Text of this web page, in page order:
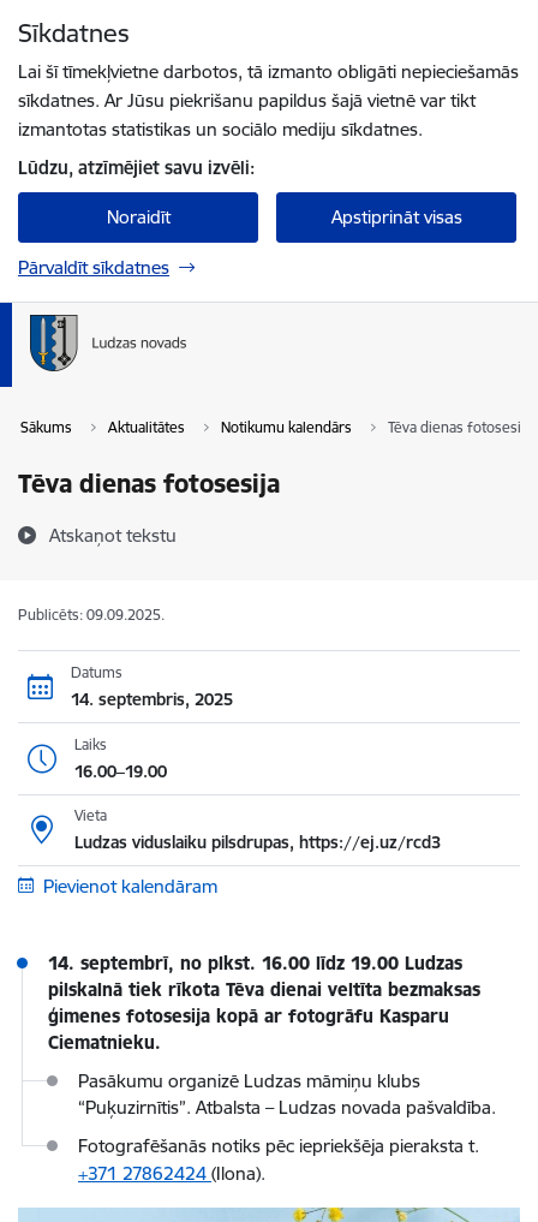
Sīkdatnes
Lai šī tīmekļvietne darbotos, tā izmanto obligāti nepieciešamās
sīkdatnes. Ar Jūsu piekrišanu papildus šajā vietnē var tikt
izmantotas statistikas un sociālo mediju sīkdatnes.
Lūdzu, atzīmējiet savu izvēli:
Noraidīt Apstiprināt visas
Pārvaldīt sīkdatnes
Sākums Aktualitātes Notikumu kalendārs Tēva dienas fotosesija
Tēva dienas fotosesija
Atskaņot tekstu
Publicēts: 09.09.2025.
Datums
14. septembris, 2025
Laiks
16.00–19.00
Vieta
Ludzas viduslaiku pilsdrupas, https://ej.uz/rcd3
Pievienot kalendāram
14. septembrī, no plkst. 16.00 līdz 19.00 Ludzas
pilskalnā tiek rīkota Tēva dienai veltīta bezmaksas
ģimenes fotosesija kopā ar fotogrāfu Kasparu
Ciematnieku.
Pasākumu organizē Ludzas māmiņu klubs
“Puķuzirnītis”. Atbalsta – Ludzas novada pašvaldība.
Fotografēšanās notiks pēc iepriekšēja pieraksta t.
+371 27862424 (Ilona).